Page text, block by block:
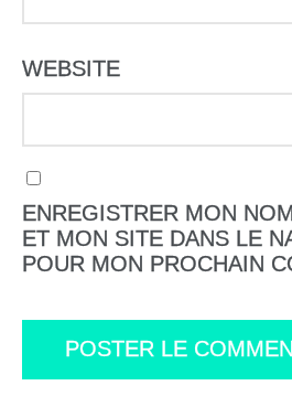
WEBSITE
ENREGISTRER MON
ET MON SITE DANS LE
POUR MON PROCHAIN